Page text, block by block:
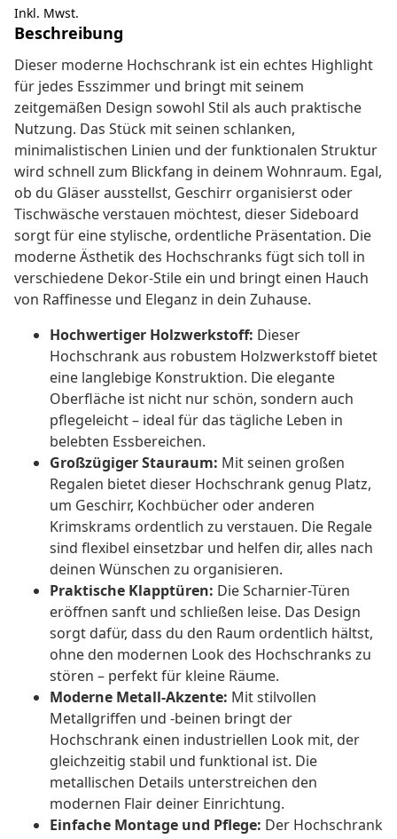
Inkl. Mwst.
Beschreibung
Dieser moderne Hochschrank ist ein echtes Highlight
für jedes Esszimmer und bringt mit seinem
zeitgemäßen Design sowohl Stil als auch praktische
Nutzung. Das Stück mit seinen schlanken,
minimalistischen Linien und der funktionalen Struktur
wird schnell zum Blickfang in deinem Wohnraum. Egal,
ob du Gläser ausstellst, Geschirr organisierst oder
Tischwäsche verstauen möchtest, dieser Sideboard
sorgt für eine stylische, ordentliche Präsentation. Die
moderne Ästhetik des Hochschranks fügt sich toll in
verschiedene Dekor-Stile ein und bringt einen Hauch
von Raffinesse und Eleganz in dein Zuhause.
Hochwertiger Holzwerkstoff: Dieser
Hochschrank aus robustem Holzwerkstoff bietet
eine langlebige Konstruktion. Die elegante
Oberfläche ist nicht nur schön, sondern auch
pflegeleicht – ideal für das tägliche Leben in
belebten Essbereichen.
Großzügiger Stauraum: Mit seinen großen
Regalen bietet dieser Hochschrank genug Platz,
um Geschirr, Kochbücher oder anderen
Krimskrams ordentlich zu verstauen. Die Regale
sind flexibel einsetzbar und helfen dir, alles nach
deinen Wünschen zu organisieren.
Praktische Klapptüren: Die Scharnier-Türen
eröffnen sanft und schließen leise. Das Design
sorgt dafür, dass du den Raum ordentlich hältst,
ohne den modernen Look des Hochschranks zu
stören – perfekt für kleine Räume.
Moderne Metall-Akzente: Mit stilvollen
Metallgriffen und -beinen bringt der
Hochschrank einen industriellen Look mit, der
gleichzeitig stabil und funktional ist. Die
metallischen Details unterstreichen den
modernen Flair deiner Einrichtung.
Einfache Montage und Pflege: Der Hochschrank